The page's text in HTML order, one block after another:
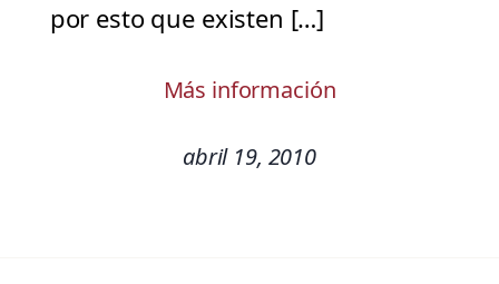
por esto que existen […]
Más información
abril 19, 2010